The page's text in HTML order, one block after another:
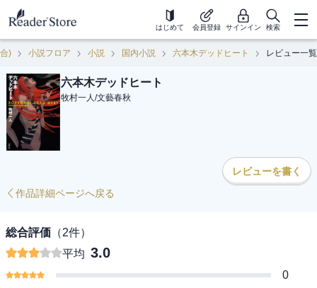
はじめて 会員登録 サインイン 検索
) 小説フロア 小説 国内小説 六本木デッドヒート レビュー一覧
六本木デッドヒート
牧村一人/文藝春秋
レビューを書く
作品詳細ページへ戻る
総合評価 （2件）
平均 3.0
0